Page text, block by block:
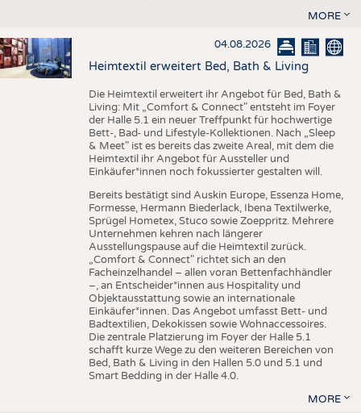
MORE
04.08.2026
Heimtextil erweitert Bed, Bath & Living
Die Heimtextil erweitert ihr Angebot für Bed, Bath &
Living: Mit „Comfort & Connect" entsteht im Foyer
der Halle 5.1 ein neuer Treffpunkt für hochwertige
Bett-, Bad- und Lifestyle-Kollektionen. Nach „Sleep
& Meet" ist es bereits das zweite Areal, mit dem die
Heimtextil ihr Angebot für Aussteller und
Einkäufer*innen noch fokussierter gestalten will.
Bereits bestätigt sind Auskin Europe, Essenza Home,
Formesse, Hermann Biederlack, Ibena Textilwerke,
Sprügel Hometex, Stuco sowie Zoeppritz. Mehrere
Unternehmen kehren nach längerer
Ausstellungspause auf die Heimtextil zurück.
„Comfort & Connect" richtet sich an den
Facheinzelhandel – allen voran Bettenfachhändler
–, an Entscheider*innen aus Hospitality und
Objektausstattung sowie an internationale
Einkäufer*innen. Das Angebot umfasst Bett- und
Badtextilien, Dekokissen sowie Wohnaccessoires.
Die zentrale Platzierung im Foyer der Halle 5.1
schafft kurze Wege zu den weiteren Bereichen von
Bed, Bath & Living in den Hallen 5.0 und 5.1 und
Smart Bedding in der Halle 4.0.
MORE